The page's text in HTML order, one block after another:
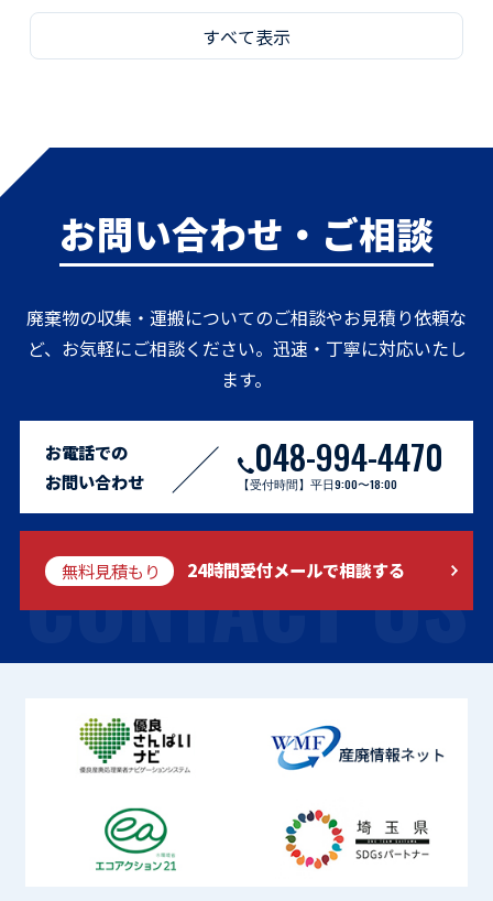
すべて表示
お問い合わせ・ご相談
廃棄物の収集・運搬についてのご相談やお見積り依頼な
ど、お気軽にご相談ください。迅速・丁寧に対応いたし
ます。
CONTACT US
お電話での
お問い合わせ
048-994-4470
【受付時間】平日9:00〜18:00
無料見積もり 24時間受付メールで相談する